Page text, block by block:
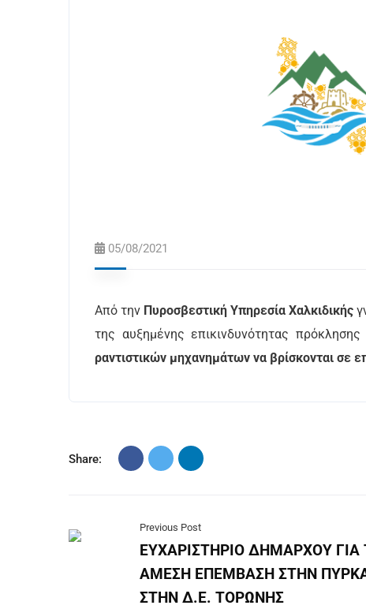
05/08/2021
Από την Πυροσβεστική Υπηρεσία Χαλκιδικής
της αυξημένης επικινδυνότητας πρόκλησης
ραντιστικών μηχανημάτων να βρίσκονται σε
Share:
Previous Post
ΕΥΧΑΡΙΣΤΗΡΙΟ ΔΗΜΑΡΧΟΥ ΓΙΑ
ΑΜΕΣΗ ΕΠΕΜΒΑΣΗ ΣΤΗΝ
ΣΤΗΝ Δ.Ε. ΤΟΡΩΝΗΣ